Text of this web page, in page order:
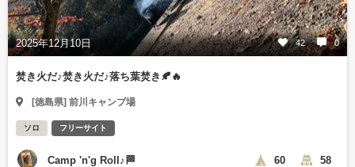
2025年12月10日 42 0
焚き火だ♪焚き火だ♪落ち葉焚き🍂🔥
[徳島県] 前川キャンプ場
ソロ フリーサイト
Camp 'n'g Roll♪🏁 60 58